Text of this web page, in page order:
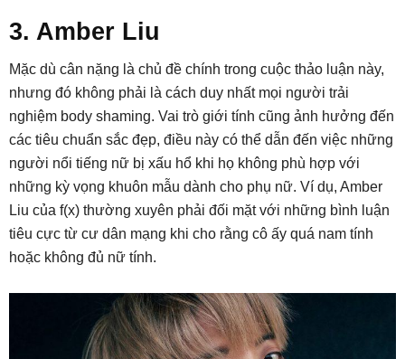
3. Amber Liu
Mặc dù cân nặng là chủ đề chính trong cuộc thảo luận này,
nhưng đó không phải là cách duy nhất mọi người trải
nghiệm body shaming. Vai trò giới tính cũng ảnh hưởng đến
các tiêu chuẩn sắc đẹp, điều này có thể dẫn đến việc những
người nổi tiếng nữ bị xấu hổ khi họ không phù hợp với
những kỳ vọng khuôn mẫu dành cho phụ nữ. Ví dụ, Amber
Liu của f(x) thường xuyên phải đối mặt với những bình luận
tiêu cực từ cư dân mạng khi cho rằng cô ấy quá nam tính
hoặc không đủ nữ tính.